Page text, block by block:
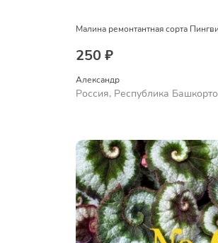
Малина ремонтантная сорта
250 ₽
Александр
Россия, Республика